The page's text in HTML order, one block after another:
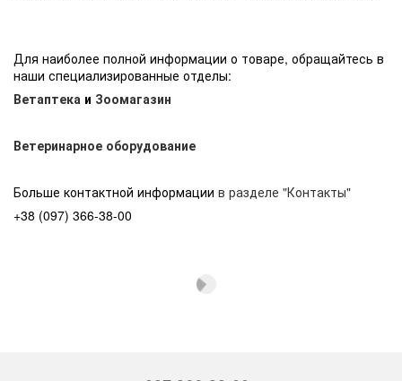
Для наиболее полной информации о товаре, обращайтесь в
наши специализированные отделы:
Ветаптека и Зоомагазин
Ветеринарное оборудование
Больше контактной информации в разделе "Контакты"
+38 (097) 366-38-00